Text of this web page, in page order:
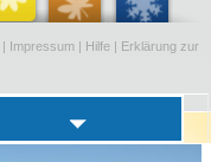
| Impressum | Hilfe | Erklärung zur